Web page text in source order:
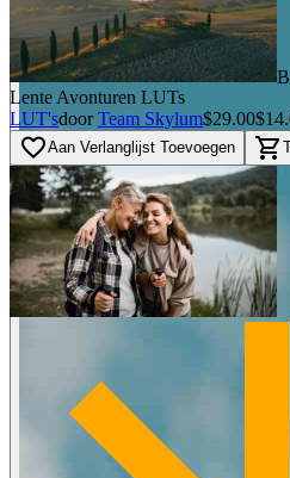
Lente Avonturen LUTs
LUT'sdoor Team Skylum$29.00
favorite_borderAan Verlanglijst Toevoegen shopping_cart